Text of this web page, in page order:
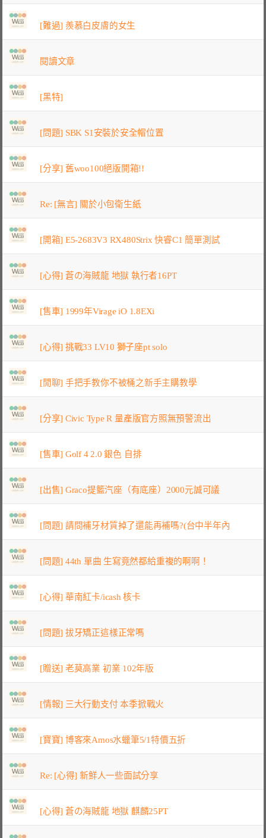
[難過] 羨慕白皮膚的女生
閱讀文章
[黑特]
[問題] SBK S1安裝於安全帽位置
[分享] 舊woo100絕版開箱!!
Re: [無言] 關於小包衛生紙
[開箱] E5-2683V3 RX480Strix 快睿C1 簡單測試
[心得] 蒼の海賊龍 地獄 執行者16PT
[售車] 1999年Virage iO 1.8EXi
[心得] 挑戰33 LV10 獅子座pt solo
[閒聊] 手把手教你不被桶之新手主購教學
[分享] Civic Type R 量產版官方照無預警流出
[售車] Golf 4 2.0 銀色 自排
[出售] Graco提籃汽座（有底座）2000元誠可議
[問題] 請問補牙材質掉了還能再補嗎?(台中半年內
[問題] 44th 單曲 生寫竟然都給重複的啊啊！
[心得] 華南紅卡/icash 核卡
[問題] 拔牙矯正這樣正常嗎
[贈送] 老莫高業 初業 102年版
[情報] 三大行動支付 本季掀戰火
[寶寶] 博客來Amos水蠟筆5/1特價五折
Re: [心得] 新鮮人一些面試分享
[心得] 蒼の海賊龍 地獄 麒麟25PT